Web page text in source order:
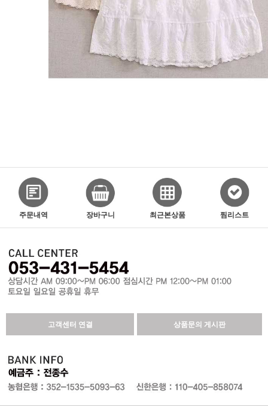
주문내역 장바구니 최근본상품 찜리스트
고객센터 연결 상품문의 게시판